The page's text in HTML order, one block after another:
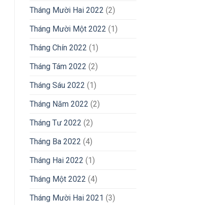
Tháng Mười Hai 2022 (2)
Tháng Mười Một 2022 (1)
Tháng Chín 2022 (1)
Tháng Tám 2022 (2)
Tháng Sáu 2022 (1)
Tháng Năm 2022 (2)
Tháng Tư 2022 (2)
Tháng Ba 2022 (4)
Tháng Hai 2022 (1)
Tháng Một 2022 (4)
Tháng Mười Hai 2021 (3)